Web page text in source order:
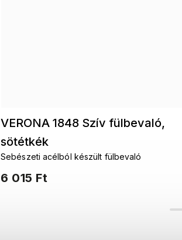
VERONA 1848 Szív fülbevaló,
sötétkék
6 015 Ft
Sebészeti acélból készült fülbevaló